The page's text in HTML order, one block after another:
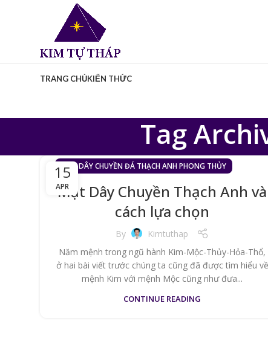
TRANG CHỦKIẾN THỨC
Tag
15
APR
MẶT DÂY CHUYỀN ĐÁ THẠCH ANH PHONG THỦY
Mặt Dây Chuyền Thạch Anh và
cách lựa chọn
By
Kimtuthap
Năm mệnh trong ngũ hành Kim-Mộc-Thủy-Hỏa-Thổ,
ở hai bài viết trước chúng ta cũng đã được tìm hiểu về
mệnh Kim với mệnh Mộc cũng như đưa...
CONTINUE READING